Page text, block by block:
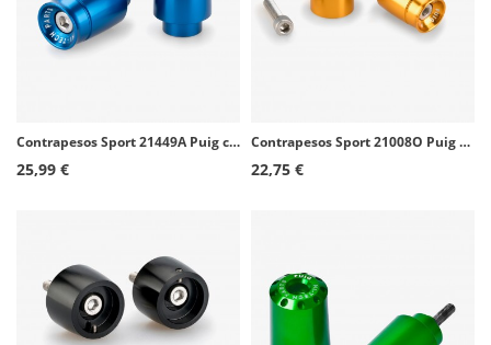
Contrapesos Sport 21449A Puig color Azul para Yamaha MT-07 Tracer (16-17), Tracer 700/7 (18-24)
25,99 €
Contrapesos Sport 21008O Puig color Oro para varios modelos de Kawasaki
22,75 €